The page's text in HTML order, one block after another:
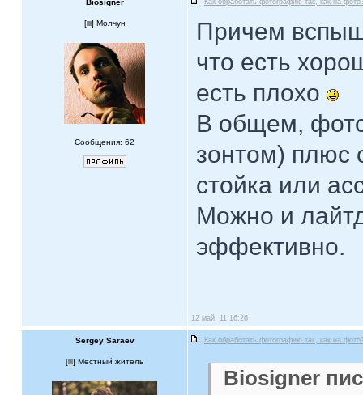
Biosigner Как обработать фотографию так, как на
[ ] Молчун
Сообщения: 62
Причем
что есть
есть плохо
В общем,
зонтом) плюс
стойка или
Можно и
эффективно.
12 май, 11 16:26
Sergey Saraev Как обработать фотографию так, как на
[ ] Местный житель
Biosigner